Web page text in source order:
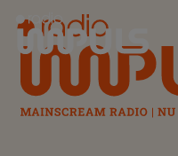
Radio Impuls